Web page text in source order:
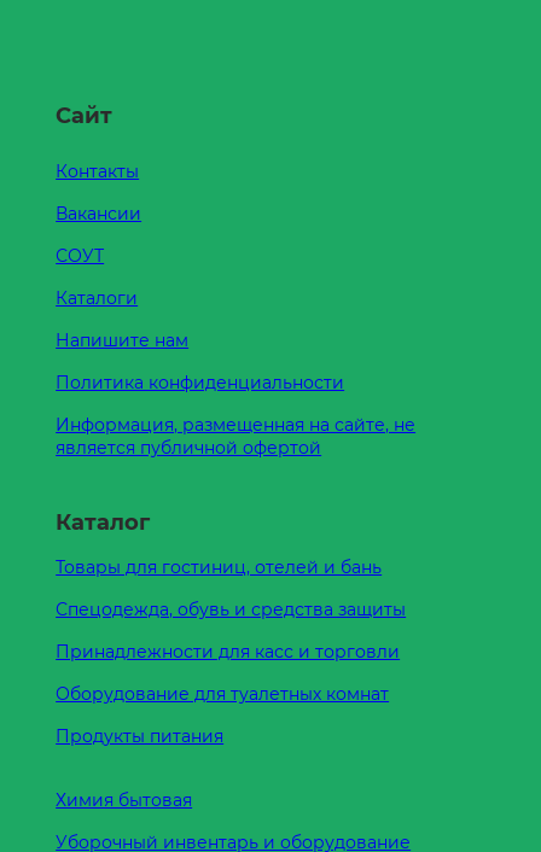
Сайт
Контакты
Вакансии
СОУТ
Каталоги
Напишите нам
Политика конфиденциальности
Информация, размещенная на сайте, не
является публичной офертой
Каталог
Товары для гостиниц, отелей и бань
Спецодежда, обувь и средства защиты
Принадлежности для касс и торговли
Оборудование для туалетных комнат
Продукты питания
Химия бытовая
Уборочный инвентарь и оборудование